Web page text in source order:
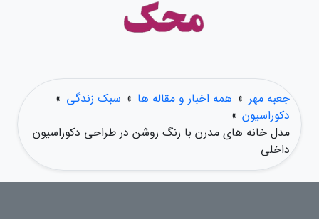
جعبه مهر » همه اخبار و مقاله ها » سبک زندگی »
دکوراسیون »
مدل خانه های مدرن با رنگ روشن در طراحی دکوراسیون
داخلی